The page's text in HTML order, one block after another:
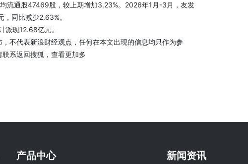
通股47469股，较上期增加3.23%。2026年1月-3月，友发
同比减少2.63%。
现12.68亿元。
代表新浪财经观点，任何在本文出现的信息均只作为参
系返回搜狐，查看更加多
产品中心 新闻资讯